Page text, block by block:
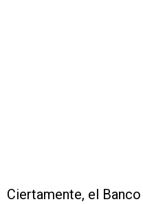
Ciertamente, el